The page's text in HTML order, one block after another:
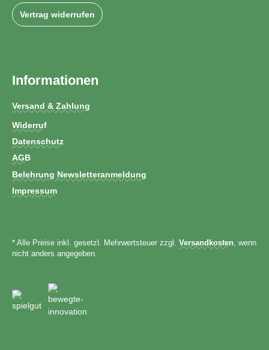
Vertrag widerrufen
Informationen
Versand & Zahlung
Widerruf
Datenschutz
AGB
Belehrung Newsletteranmeldung
Impressum
* Alle Preise inkl. gesetzl. Mehrwertsteuer zzgl. Versandkosten, wenn
nicht anders angegeben.